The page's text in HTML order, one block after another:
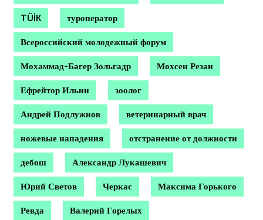
TÜİK туроператор
Всероссийский молодежный форум
Мохаммад-Багер Зольгадр Мохсен Резаи
Ефрейтор Ильин зоолог
Андрей Подлужнов ветеринарный врач
ножевые нападения отстранение от должности
дебош Александр Лукашевич
Юрий Светов Черкас Максима Горького
Ревда Валерий Горелых